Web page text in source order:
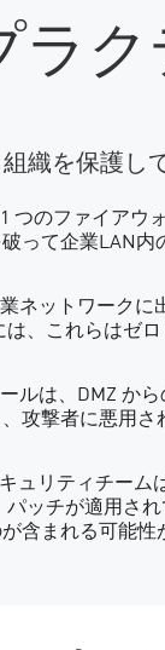
ラ
織を保護し
つのファイアウ
って企業LAN
ネットワークに
、これらはゼ
ルは、DMZ か
攻撃者に悪用
ュリティチーム
ッチが適用さ
含まれる可能性